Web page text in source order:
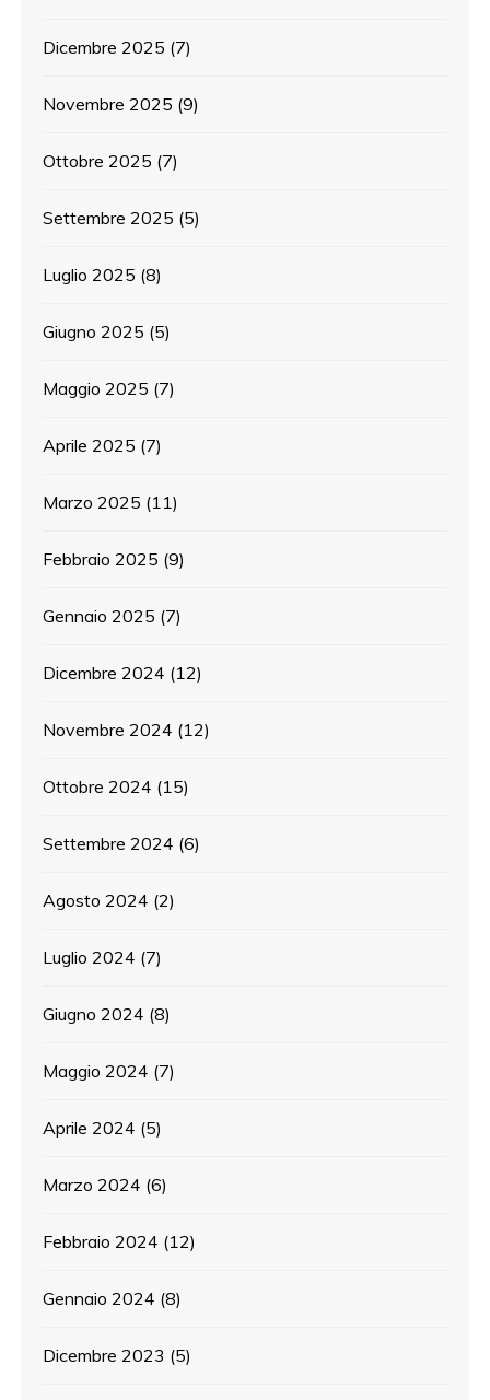
Dicembre 2025 (7)
Novembre 2025 (9)
Ottobre 2025 (7)
Settembre 2025 (5)
Luglio 2025 (8)
Giugno 2025 (5)
Maggio 2025 (7)
Aprile 2025 (7)
Marzo 2025 (11)
Febbraio 2025 (9)
Gennaio 2025 (7)
Dicembre 2024 (12)
Novembre 2024 (12)
Ottobre 2024 (15)
Settembre 2024 (6)
Agosto 2024 (2)
Luglio 2024 (7)
Giugno 2024 (8)
Maggio 2024 (7)
Aprile 2024 (5)
Marzo 2024 (6)
Febbraio 2024 (12)
Gennaio 2024 (8)
Dicembre 2023 (5)